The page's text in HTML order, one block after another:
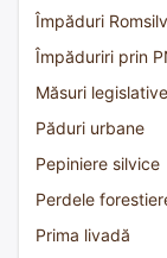
Împăduri
Împăduriri prin
Măsuri
Păduri urbane
Pepiniere silvice
Perdele
Prima livadă